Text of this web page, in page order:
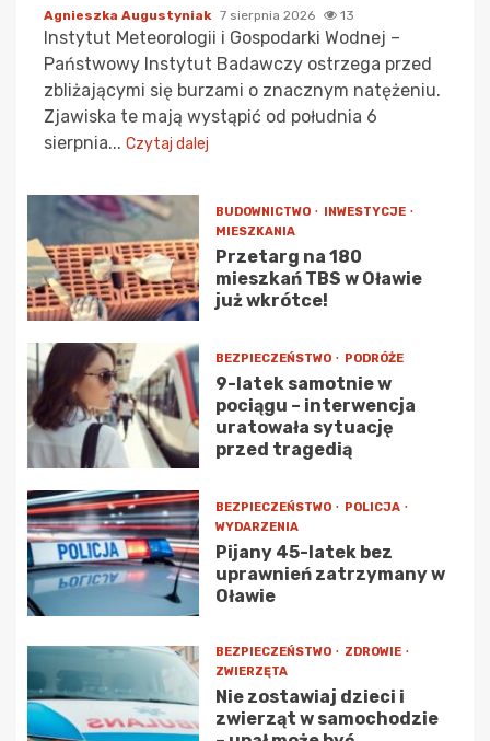
Agnieszka Augustyniak 7 sierpnia 2026 13
Instytut Meteorologii i Gospodarki Wodnej –
Państwowy Instytut Badawczy ostrzega przed
zbliżającymi się burzami o znacznym natężeniu.
Zjawiska te mają wystąpić od południa 6
sierpnia... Czytaj dalej
BUDOWNICTWO
INWESTYCJE
MIESZKANIA
Przetarg na 180
mieszkań TBS w Oławie
już wkrótce!
BEZPIECZEŃSTWO PODRÓŻE
9-latek samotnie w
pociągu – interwencja
uratowała sytuację
przed tragedią
BEZPIECZEŃSTWO
POLICJA
WYDARZENIA
Pijany 45-latek bez
uprawnień zatrzymany w
Oławie
BEZPIECZEŃSTWO
ZDROWIE
ZWIERZĘTA
Nie zostawiaj dzieci i
zwierząt w samochodzie